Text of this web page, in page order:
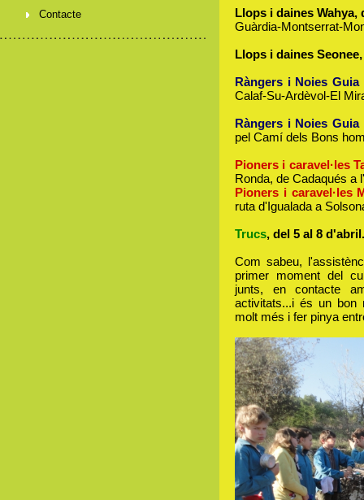
Contacte
Llops i daines Wahya,
Guàrdia-Montserrat-
Llops i daines Seonee
Ràngers i Noies Guia
Calaf-Su-Ardèvol-El
Ràngers i Noies Guia
pel Camí dels Bons
Pioners i caravel·les
Ronda, de Cadaqués a
Pioners i caravel·les
ruta d'Igualada a
Trucs, del 5 al 8
Com sabeu,
primer moment del
junts, en contacte
activitats...i és un bon
molt més i fer pinya